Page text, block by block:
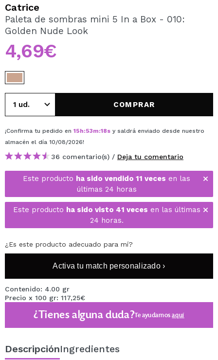
Al crear una cuenta en Maquillalia.com podrás realizar
tus compras rápidamente, revisar el estado de tus
Catrice
Paleta de sombras mini 5 In a Box - 010:
Golden Nude Look
4,69€
COMPRAR
¡Confirma tu pedido en 15h:53m:18s y saldrá enviado desde nuestro
almacén el día 10/08/2026!
36 comentario(s) / Deja tu comentario
Este producto ha sido vendido 11 veces en las
últimas 24 horas
Este producto ha sido visto 41 veces en las últimas
24 horas.
¿Es este producto adecuado para mí?
Activa tu match personalizado ›
Contenido: 4.00 gr
Precio x 100 gr: 117,25€
¿Tienes alguna duda?Te ayudamosaquí
DescripciónIngredientes